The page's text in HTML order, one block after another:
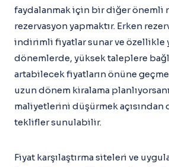
faydalanmak için bir diğer önemli
rezervasyon yapmaktır. Erken
indirimli fiyatlar sunar ve özellikle
dönemlerde, yüksek taleplere
artabilecek fiyatların önüne geçme
uzun dönem kiralama
maliyetlerini düşürmek açısından
teklifler sunulabilir.
Fiyat karşılaştırma siteleri ve